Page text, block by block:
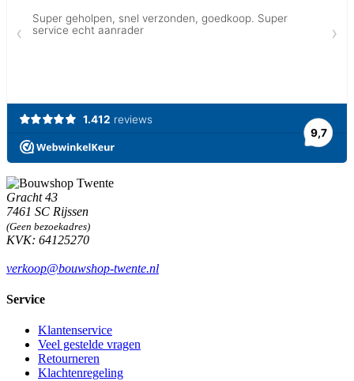
Gracht 43
7461 SC Rijssen
(Geen bezoekadres)
KVK: 64125270
verkoop@bouwshop-twente.nl
Service
Klantenservice
Veel gestelde vragen
Retourneren
Klachtenregeling